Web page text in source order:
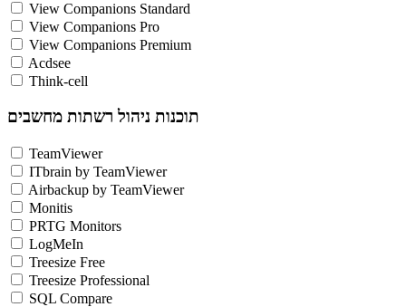
View Companions Standard
View Companions Pro
View Companions Premium
Acdsee
Think-cell
תוכנות ניהול רשתות מחשבים
TeamViewer
ITbrain by TeamViewer
Airbackup by TeamViewer
Monitis
PRTG Monitors
LogMeIn
Treesize Free
Treesize Professional
SQL Compare